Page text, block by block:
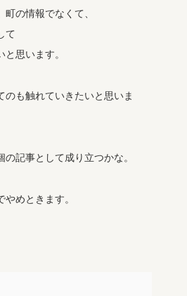
の情報でなくて、
て
思います。
のも触れていきたいと思いま
記事として成り立つかな。
めときます。